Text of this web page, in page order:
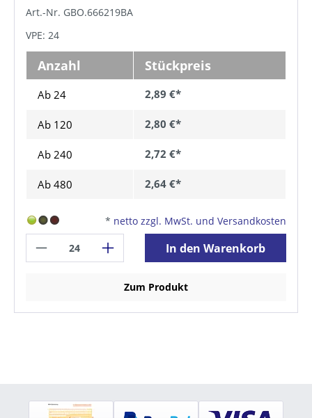
Art.-Nr. GBO.666219BA
VPE: 24
Anzahl Stückpreis
Ab 24 2,89 €*
Ab 120 2,80 €*
Ab 240 2,72 €*
Ab 480 2,64 €*
* netto zzgl. MwSt. und Versandkosten
In den Warenkorb
Zum Produkt